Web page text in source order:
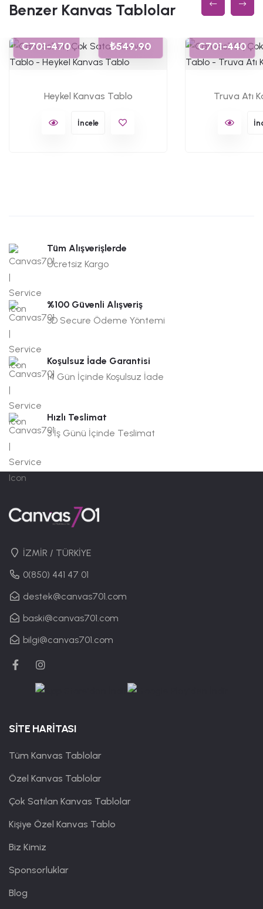
Benzer Kanvas Tablolar
C701-470 ₺549,90
Heykel Kanvas Tablo
İncele
C701-440
Truva Atı
Tüm Alışverişlerde
Ücretsiz Kargo
%100 Güvenli Alışveriş
3D Secure Ödeme Yöntemi
Koşulsuz İade Garantisi
14 Gün İçinde Koşulsuz İade
Hızlı Teslimat
3 İş Günü İçinde Teslimat
İZMİR / TÜRKİYE
0(850) 441 47 01
destek@canvas701.com
baski@canvas701.com
bilgi@canvas701.com
SİTE HARİTASI
Tüm Kanvas Tablolar
Özel Kanvas Tablolar
Çok Satılan Kanvas Tablolar
Kişiye Özel Kanvas Tablo
Biz Kimiz
Sponsorluklar
Blog